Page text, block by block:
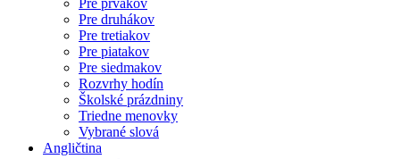
Pre prvákov
Pre druhákov
Pre tretiakov
Pre piatakov
Pre siedmakov
Rozvrhy hodín
Školské prázdniny
Triedne menovky
Vybrané slová
Angličtina